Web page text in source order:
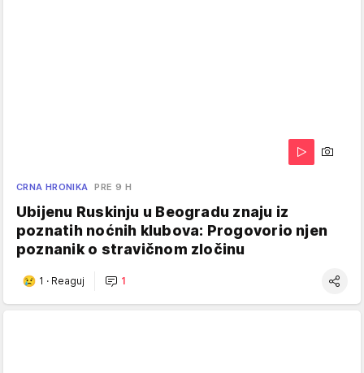
CRNA HRONIKA PRE 9 H
Ubijenu Ruskinju u Beogradu znaju iz
poznatih noćnih klubova: Progovorio njen
poznanik o stravičnom zločinu
1 · Reaguj 1